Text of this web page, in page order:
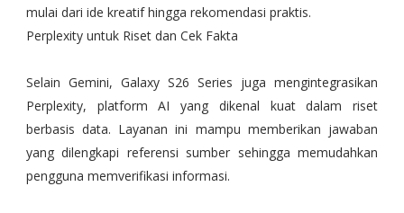
mulai dari ide kreatif hingga rekomendasi praktis.
Perplexity untuk Riset dan Cek Fakta
Selain Gemini, Galaxy S26 Series juga mengintegrasikan
Perplexity, platform AI yang dikenal kuat dalam riset
berbasis data. Layanan ini mampu memberikan jawaban
yang dilengkapi referensi sumber sehingga memudahkan
pengguna memverifikasi informasi.